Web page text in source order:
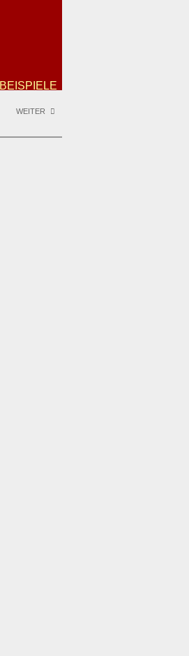
BEISPIELE
WEITER